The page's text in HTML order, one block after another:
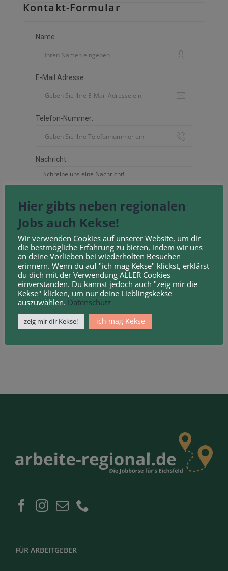
Kontakt-Formular
Name
E-Mail Adresse:
Telefon-Nummer:
Nachricht:
Durch Anklicken des Kontrollkästchens erklären
Sie sich mit unserenGeschäftsbedingungenund
Datenschutzbestimmungeneinverstanden.
FÜR ARBEITGEBER
Hier gibts neben regionalen
Jobs auch Kekse!
Wir verwenden Cookies auf unserer Website, um dir
die bestmögliche Erfahrung zu bieten, indem wir uns
an deine Vorlieben bei wiederholten Besuchen
erinnern. Wenn du auf "ich mag Kekse" klickst, erklärst
du dich mit der Verwendung ALLER Cookies
einverstanden. Du kannst jedoch auch "zeig mir die
Kekse" klicken, um nur deine Lieblingskekse
auszuwählen. Datenschutz
zeig mir dir Kekse! ich mag Kekse